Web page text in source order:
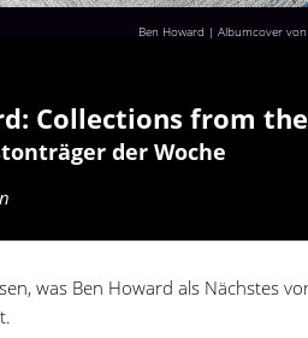
Ben Howard | Albumcover
Collections from
der Woche
was Ben Howard als Nächstes